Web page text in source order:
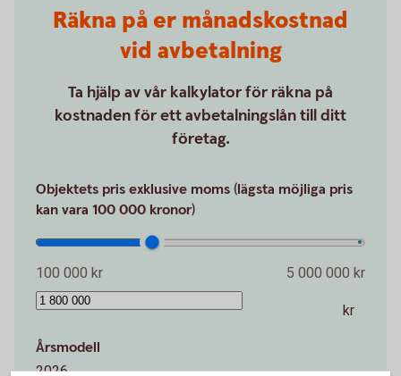
Räkna på er månadskostnad
vid avbetalning
Ta hjälp av vår kalkylator för räkna på
kostnaden för ett avbetalningslån till ditt
företag.
Objektets pris exklusive moms (lägsta möjliga pris
kan vara 100 000 kronor)
100 000 kr 5 000 000 kr
kr
Årsmodell
2026